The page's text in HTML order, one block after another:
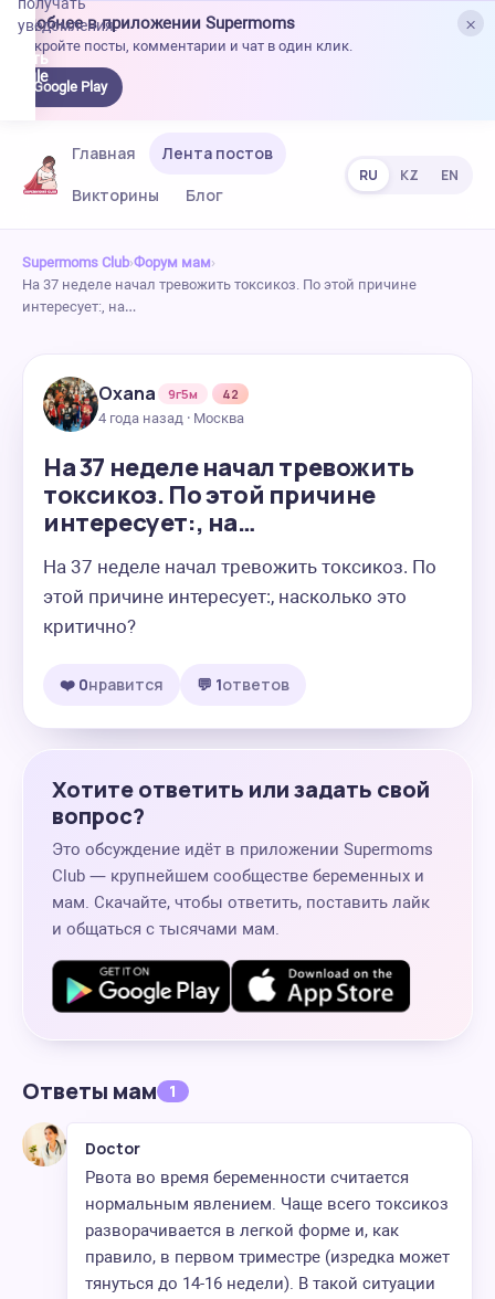
×
Удобнее в приложении Supermoms
Откройте посты, комментарии и чат в один клик.
Google Play
уведомления.
Главная
Лента постов
Викторины
Блог
RU KZ EN
Supermoms Club›Форум мам›
На 37 неделе начал тревожить токсикоз. По этой причине
интересует:, на…
Oxana 9г5м
42
4 года назад · Москва
На 37 неделе начал тревожить
токсикоз. По этой причине
интересует:, на…
На 37 неделе начал тревожить токсикоз. По
этой причине интересует:, насколько это
критично?
❤️ 0нравится 💬 1ответов
Хотите ответить или задать свой
вопрос?
Это обсуждение идёт в приложении Supermoms
Club — крупнейшем сообществе беременных и
мам. Скачайте, чтобы ответить, поставить лайк
и общаться с тысячами мам.
Ответы мам 1
Doctor
Рвота во время беременности считается
нормальным явлением. Чаще всего токсикоз
разворачивается в легкой форме и, как
правило, в первом триместре (изредка может
тянуться до 14-16 недели). В такой ситуации